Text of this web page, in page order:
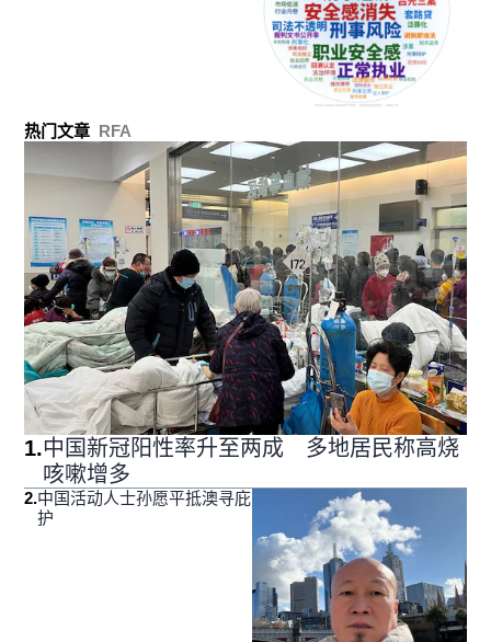
热门文章 RFA
1.中国新冠阳性率升至两成 多地居民称高烧
咳嗽增多
2.中国活动人士孙愿平抵澳寻庇
护